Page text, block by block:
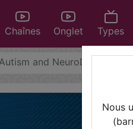
Chaînes Onglet Types
and
Nous